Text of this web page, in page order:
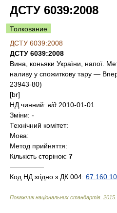
ДСТУ 6039:2008
Толкование
ДСТУ 6039:2008
ДСТУ 6039:2008
Вина, коньяки України, напої.
наливу у спожиткову тару —
23943-80)
[br]
НД чинний: від 2010-01-01
Зміни: -
Технічний комітет:
Мова:
Метод прийняття:
Кількість сторінок: 7
—————
Код НД згідно з ДК 004: 67.160.10
Покажчик національних стандартів 2015